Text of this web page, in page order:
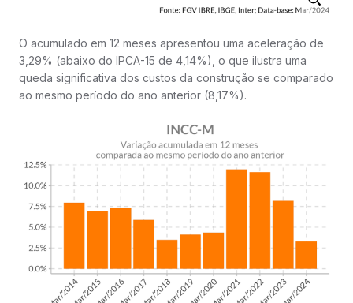
O acumulado em 12 meses apresentou uma aceleração de
3,29% (abaixo do IPCA-15 de 4,14%), o que ilustra uma
queda significativa dos custos da construção se comparado
ao mesmo período do ano anterior (8,17%).